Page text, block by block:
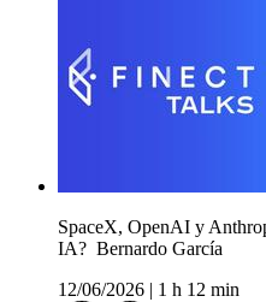
SpaceX, OpenAI y
IA? ️ Bernardo García
12/06/2026
1 h 12 min